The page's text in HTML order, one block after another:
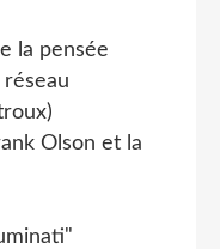
la pensée
réseau
Olson et la